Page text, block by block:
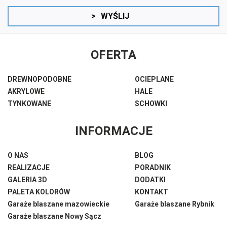
> WYŚLIJ
OFERTA
DREWNOPODOBNE
OCIEPLANE
AKRYLOWE
HALE
TYNKOWANE
SCHOWKI
INFORMACJE
O NAS
BLOG
REALIZACJE
PORADNIK
GALERIA 3D
DODATKI
PALETA KOLORÓW
KONTAKT
Garaże blaszane mazowieckie
Garaże blaszane Rybnik
Garaże blaszane Nowy Sącz